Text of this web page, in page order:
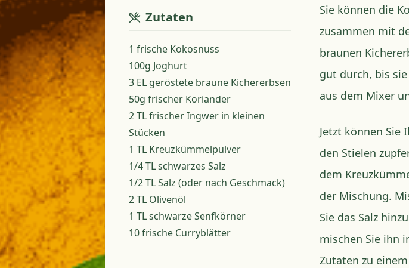
Zutaten
1 frische Kokosnuss
100g Joghurt
3 EL geröstete braune Kichererbsen
50g frischer Koriander
2 TL frischer Ingwer in kleinen
Stücken
1 TL Kreuzkümmelpulver
1/4 TL schwarzes Salz
1/2 TL Salz (oder nach Geschmack)
2 TL Olivenöl
1 TL schwarze Senfkörner
10 frische Curryblätter
Sie können die
zusammen mit
braunen
gut durch, bis
aus dem Mixer
Jetzt können Sie
den Stielen
dem
der Mischung.
Sie das Salz
mischen Sie ihn
Zutaten zu